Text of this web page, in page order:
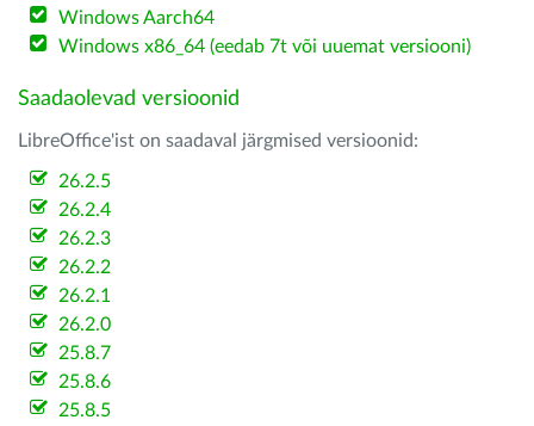
Windows Aarch64
Windows x86_64 (eedab 7t või uuemat versiooni)
Saadaolevad versioonid
LibreOffice'ist on saadaval järgmised versioonid:
26.2.5
26.2.4
26.2.3
26.2.2
26.2.1
26.2.0
25.8.7
25.8.6
25.8.5